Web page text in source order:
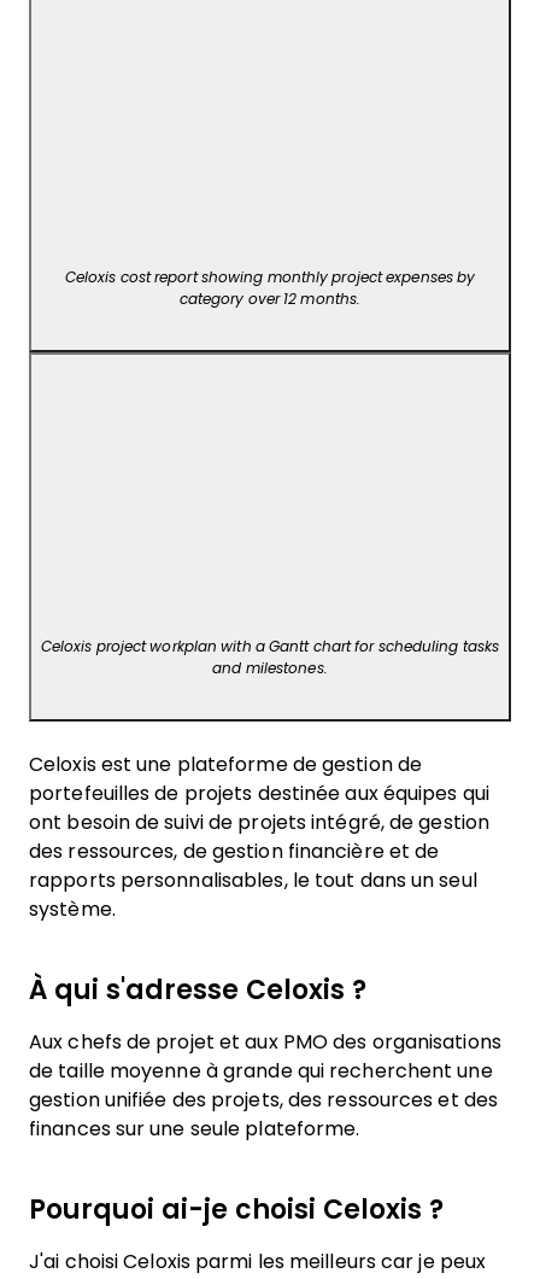
Celoxis cost report showing monthly project expenses by
category over 12 months.
Celoxis project workplan with a Gantt chart for scheduling tasks
and milestones.
Celoxis est une plateforme de gestion de
portefeuilles de projets destinée aux équipes qui
ont besoin de suivi de projets intégré, de gestion
des ressources, de gestion financière et de
rapports personnalisables, le tout dans un seul
système.
À qui s'adresse Celoxis ?
Aux chefs de projet et aux PMO des organisations
de taille moyenne à grande qui recherchent une
gestion unifiée des projets, des ressources et des
finances sur une seule plateforme.
Pourquoi ai-je choisi Celoxis ?
J'ai choisi Celoxis parmi les meilleurs car je peux